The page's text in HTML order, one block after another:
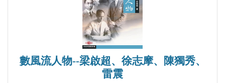
第六章 私人經營娼妓時代
第一節 清代中葉以前之娼妓
第二節 清代末葉之娼妓（咸豐以後）
第三節 清代之男色
第四節 民國以後之娼妓
數風流人物--梁啟超、徐志摩、陳獨秀、
雷震